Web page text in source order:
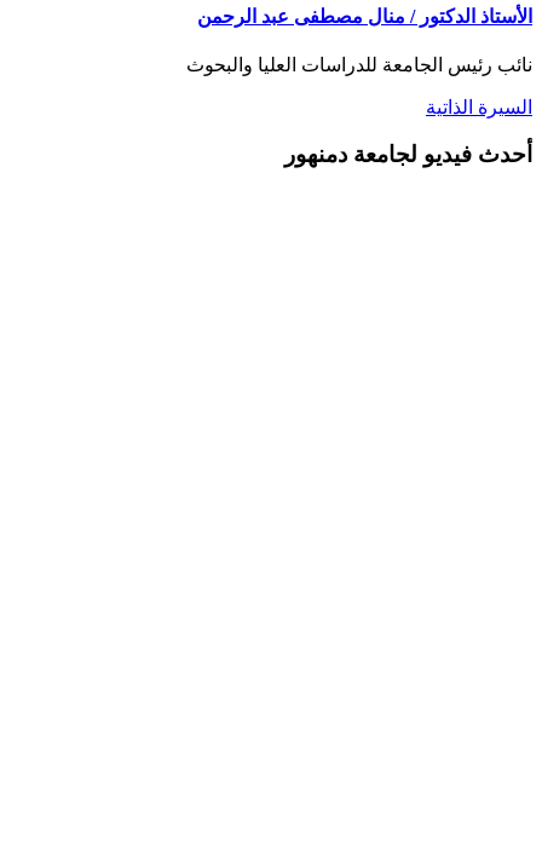
الأستاذ الدكتور / منال مصطفى عبد الرحمن
نائب رئيس الجامعة للدراسات العليا والبحوث
السيرة الذاتية
أحدث فيديو لجامعة دمنهور